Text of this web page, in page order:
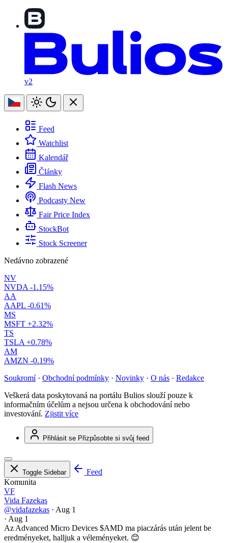
v2
Feed
Watchlist
Kalendář
Články
Flash News
Podcasty New
Fair Price Index
StockBot
Stock Screener
Nedávno zobrazené
NV
NVDA -1.15%
AA
AAPL -0.61%
MS
MSFT +2.32%
TS
TSLA +0.78%
AM
AMZN -0.19%
Soukromí · Obchodní podmínky · Novinky · O nás · Redakce
Veškerá data poskytovaná na portálu Bulios slouží pouze k
informačním účelům a nejsou určena k obchodování nebo
investování. Zjistit více
Přihlásit se Přizpůsobte si svůj feed
Toggle Sidebar
Feed
Komunita
VF
Vida Fazekas
@vidafazekas · Aug 1
· Aug 1
Az Advanced Micro Devices $AMD ma piaczárás után jelent be
eredményeket, halljuk a véleményeket. 😊